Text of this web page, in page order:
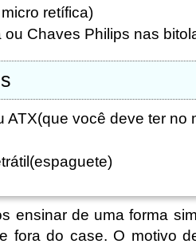
retífica)
ou Chaves Philips nas
ATX(que você deve ter no
ensinar de uma forma
fora do case. O motivo